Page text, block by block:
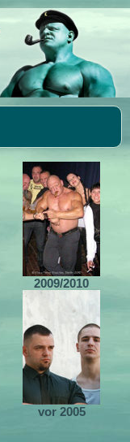
2009/2010
vor 2005